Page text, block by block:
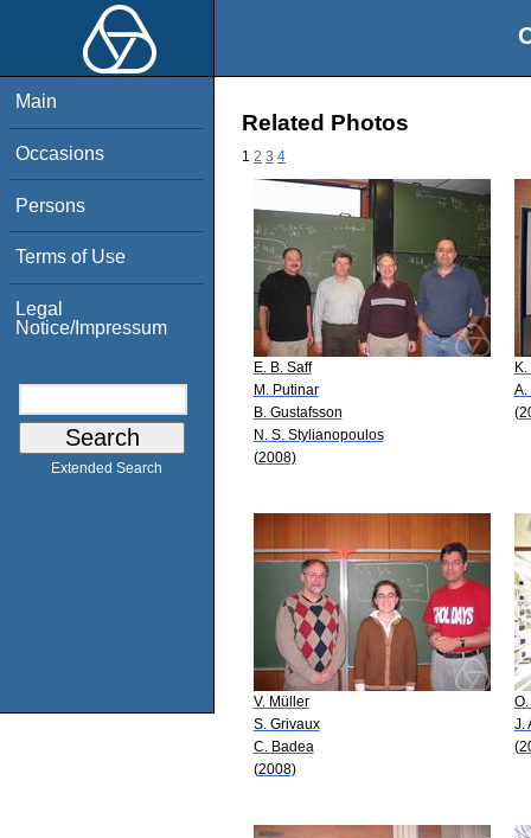
Main
Occasions
Persons
Terms of Use
Legal
Notice/Impressum
Extended Search
Related Photos
1 2 3 4
E. B. Saff
M. Putinar
B. Gustafsson
N. S. Stylianopoulos
(2008)
A.
V. Müller
S. Grivaux
C. Badea
(2008)
J.